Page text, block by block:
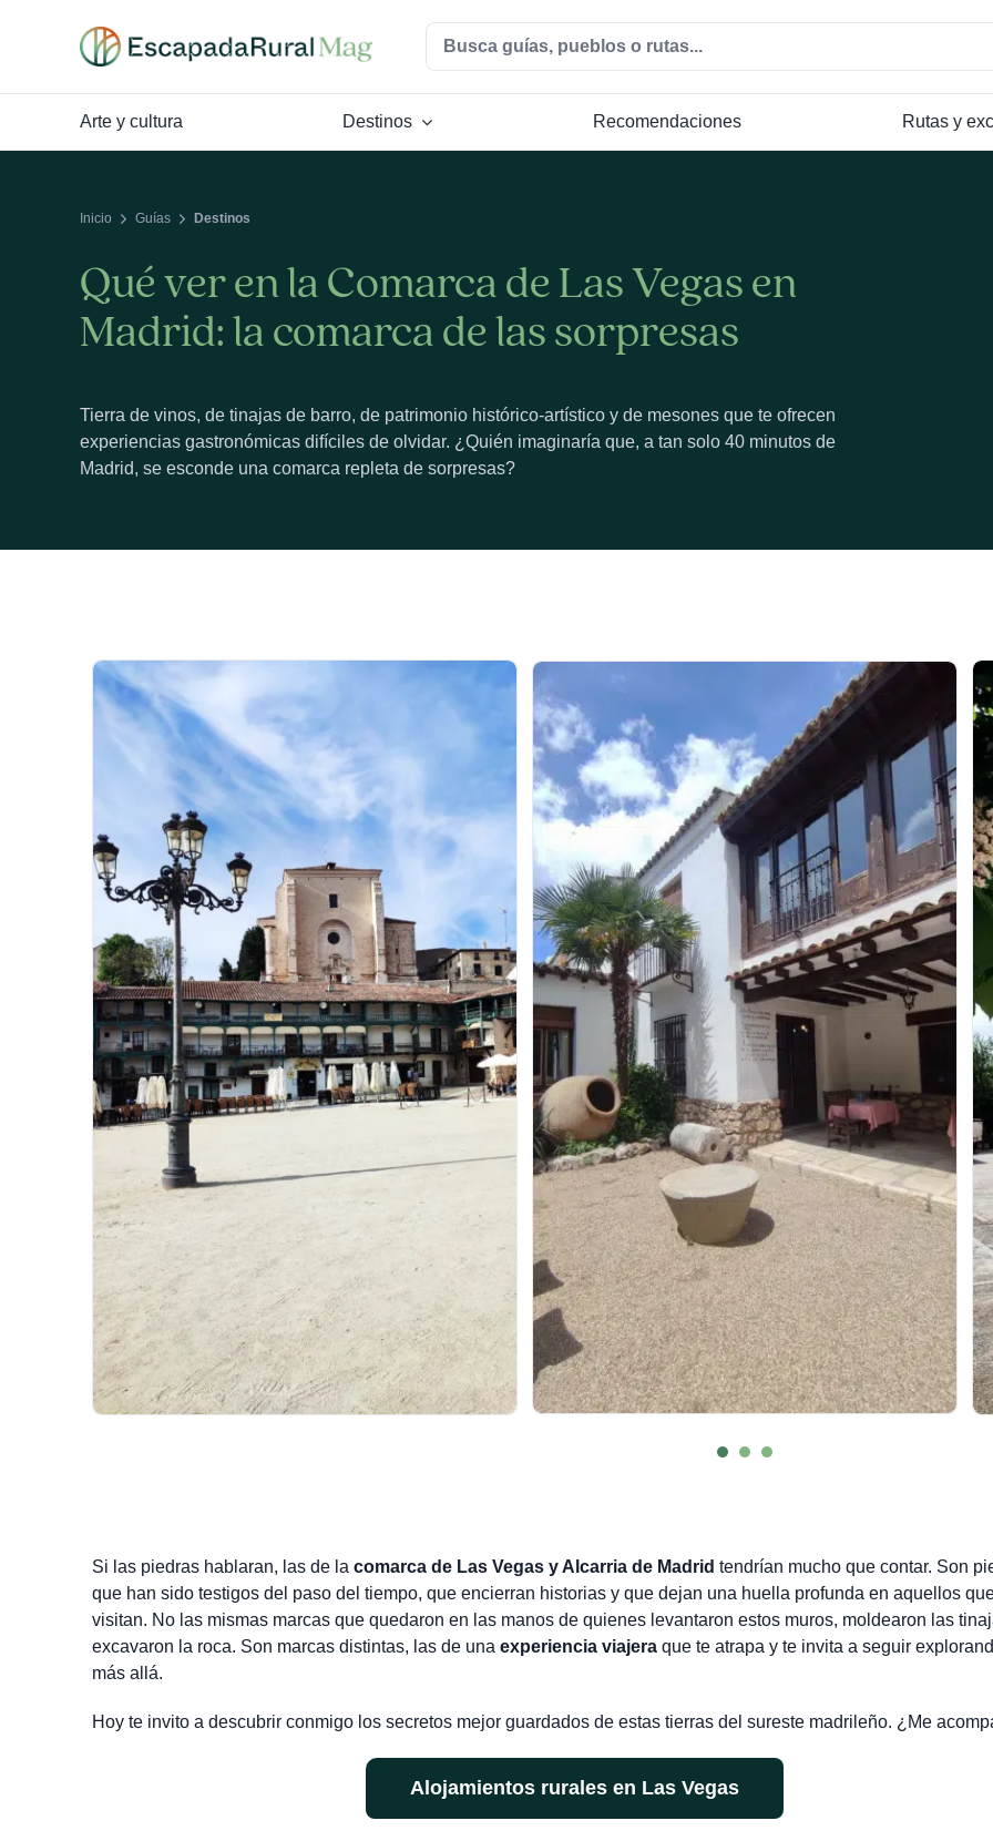
Buscar:
Arte y cultura Destinos Recomendaciones Rutas y
Inicio Guías Destinos
Qué ver en la Comarca de Las Vegas en
Madrid: la comarca de las sorpresas
Tierra de vinos, de tinajas de barro, de patrimonio histórico-artístico y de mesones que te ofrecen
experiencias gastronómicas difíciles de olvidar. ¿Quién imaginaría que, a tan solo 40 minutos de
Madrid, se esconde una comarca repleta de sorpresas?
Si las piedras hablaran, las de la comarca de Las Vegas y Alcarria de Madrid tendrían mucho que contar. Son
que han sido testigos del paso del tiempo, que encierran historias y que dejan una huella profunda en aquellos
visitan. No las mismas marcas que quedaron en las manos de quienes levantaron estos muros, moldearon las
excavaron la roca. Son marcas distintas, las de una experiencia viajeraque te atrapa y te invita a seguir
más allá.
Hoy te invito a descubrir conmigo los secretos mejor guardados de estas tierras del sureste madrileño. ¿Me
Alojamientos rurales en Las Vegas